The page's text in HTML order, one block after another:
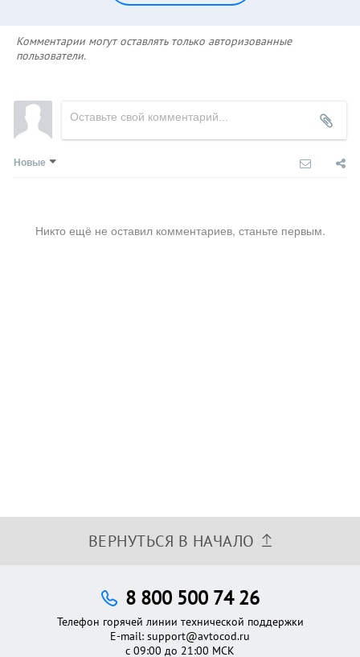
Комментарии могут оставлять только авторизованные
пользователи.
Новые
Никто ещё не оставил комментариев, станьте первым.
ВЕРНУТЬСЯ В НАЧАЛО
8 800 500 74 26
Телефон горячей линии технической поддержки
E-mail: support@avtocod.ru
с 09:00 до 21:00 МСК